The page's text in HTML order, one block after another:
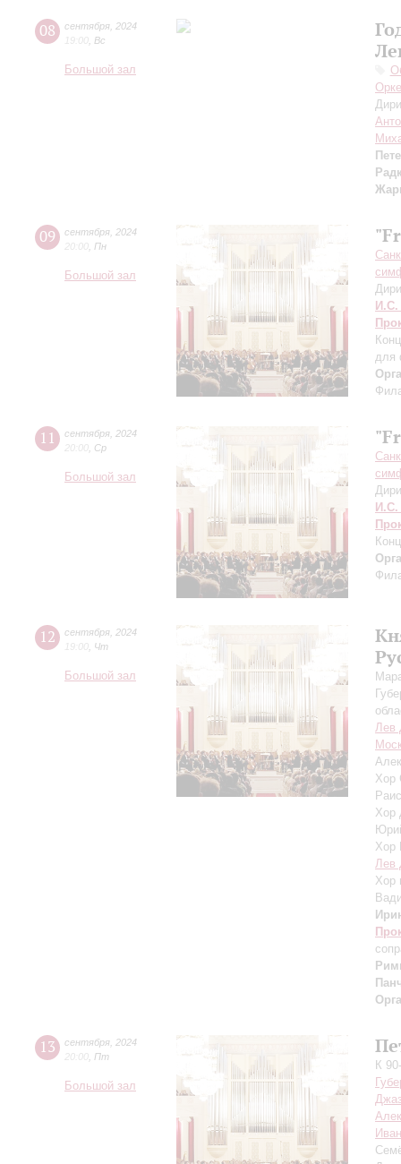
08 сентября 2024
19:00 Вс
Большой зал
09 сентября 2024
20:00 Пн
Большой зал
И.С.
для
11 сентября 2024
20:00 Ср
Большой зал
И.С.
12 сентября 2024
19:00 Чт
Большой зал
Лев
Хор
Хор
Хор
Лев
Хор
13 сентября 2024
20:00 Пт
Большой зал
К